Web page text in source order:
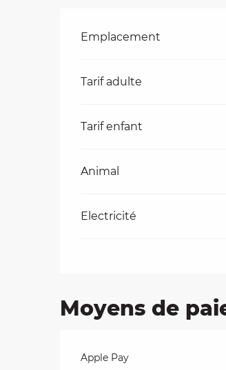
Tarifs 2026
Emplacement
Tarif adulte
Tarif enfant
Animal
Electricité
Moyens de
Apple Pay